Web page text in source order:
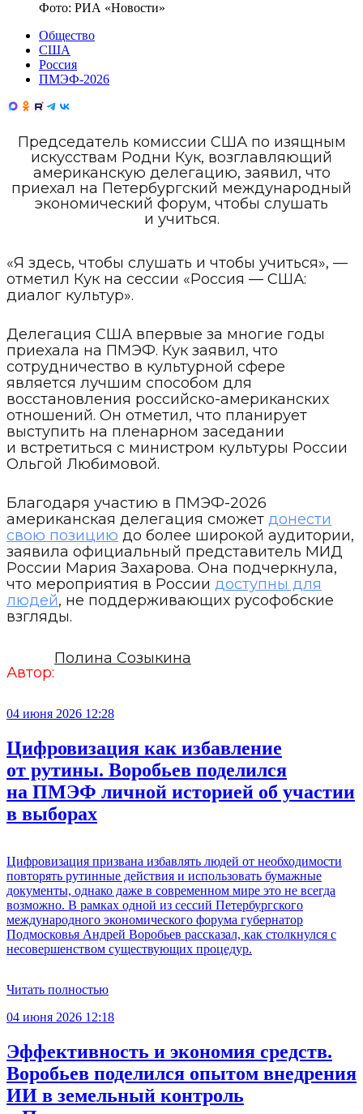
Фото: РИА «Новости»
Общество
США
Россия
ПМЭФ-2026
Председатель комиссии США по изящным
искусствам Родни Кук, возглавляющий
американскую делегацию, заявил, что
приехал на Петербургский международный
экономический форум, чтобы слушать
и учиться.
«Я здесь, чтобы слушать и чтобы учиться», —
отметил Кук на сессии «Россия — США:
диалог культур».
Делегация США впервые за многие годы
приехала на ПМЭФ. Кук заявил, что
сотрудничество в культурной сфере
является лучшим способом для
восстановления российско-американских
отношений. Он отметил, что планирует
выступить на пленарном заседании
и встретиться с министром культуры России
Ольгой Любимовой.
Благодаря участию в ПМЭФ-2026
американская делегация сможет донести
свою позицию до более широкой аудитории,
заявила официальный представитель МИД
России Мария Захарова. Она подчеркнула,
что мероприятия в России доступны для
людей, не поддерживающих русофобские
взгляды.
Автор:
Полина Созыкина
04 июня 2026 12:28
Цифровизация как избавление
от рутины. Воробьев поделился
на ПМЭФ личной историей об участии
в выборах
Цифровизация призвана избавлять людей от необходимости
повторять рутинные действия и использовать бумажные
документы, однако даже в современном мире это не всегда
возможно. В рамках одной из сессий Петербургского
международного экономического форума губернатор
Подмосковья Андрей Воробьев рассказал, как столкнулся с
несовершенством существующих процедур.
Читать полностью
04 июня 2026 12:18
Эффективность и экономия средств.
Воробьев поделился опытом внедрения
ИИ в земельный контроль